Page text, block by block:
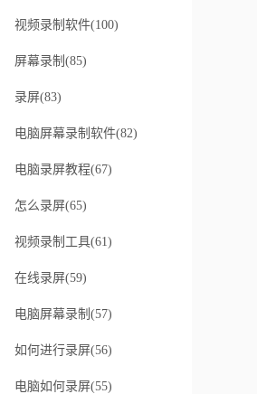
视频录制软件(100)
屏幕录制(85)
录屏(83)
电脑屏幕录制软件(82)
电脑录屏教程(67)
怎么录屏(65)
视频录制工具(61)
在线录屏(59)
电脑屏幕录制(57)
如何进行录屏(56)
电脑如何录屏(55)